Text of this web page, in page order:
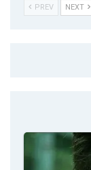
PREV NEXT